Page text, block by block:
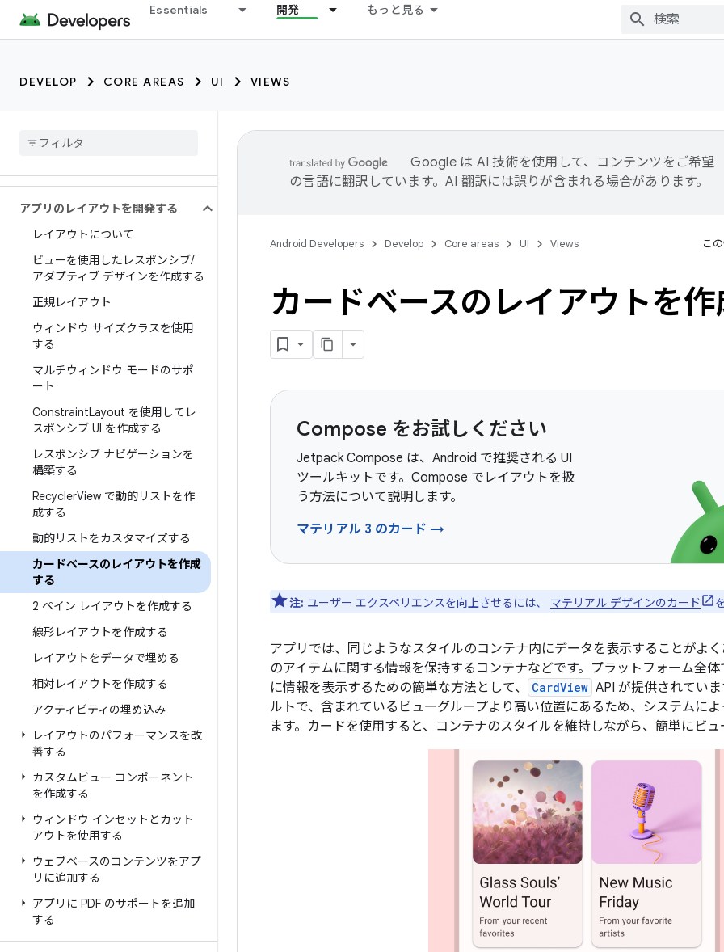
Essentials 開発 もっと見る
DEVELOP CORE AREAS UI VIEWS
アプリのレイアウトを開発する
レイアウトについて
ビューを使用したレスポンシブ/
アダプティブ デザインを作成する
正規レイアウト
ウィンドウ サイズクラスを使用
する
マルチウィンドウ モードのサポ
ート
ConstraintLayout を使用してレ
スポンシブ UI を作成する
レスポンシブ ナビゲーションを
構築する
RecyclerView で動的リストを作
成する
動的リストをカスタマイズする
カードベースのレイアウトを作成
する
2 ペイン レイアウトを作成する
線形レイアウトを作成する
レイアウトをデータで埋める
相対レイアウトを作成する
アクティビティの埋め込み
レイアウトのパフォーマンスを改
善する
カスタムビュー コンポーネント
を作成する
ウィンドウ インセットとカット
アウトを使用する
ウェブベースのコンテンツをアプ
リに追加する
アプリに PDF のサポートを追加
する
Google は AI 技術を使用して、コンテンツをご希望
の言語に翻訳しています。AI 翻訳には誤りが含まれる場合があります。
Android Developers Develop Core areas UI Views こ
カードベースのレイアウトを作
Compose をお試しください
Jetpack Compose は、Android で推奨される UI
ツールキットです。Compose でレイアウトを扱
う方法について説明します。
マテリアル 3 のカード →
注: ユーザー エクスペリエンスを向上させるには、 マテリアル デザインのカード
アプリでは、同じようなスタイルのコンテナ内にデータを表示することがよ
のアイテムに関する情報を保持するコンテナなどです。プラットフォーム全
に情報を表示するための簡単な方法として、
CardView API が提供されてい
ルトで、含まれているビューグループより高い位置にあるため、システムに
ます。カードを使用すると、コンテナのスタイルを維持しながら、簡単にビュ